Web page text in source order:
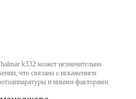
k332 может незначительно
что связано с искажением
и иными факторами.